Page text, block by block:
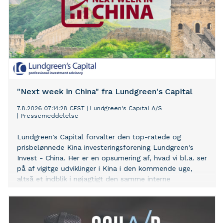
"Next week in China" fra Lundgreen's Capital
7.8.2026 07:14:28 CEST
Lundgreen's Capital A/S
Pressemeddelelse
Lundgreen's Capital forvalter den top-ratede og
prisbelønnede Kina investeringsforening Lundgreen's
Invest - China. Her er en opsumering af, hvad vi bl.a. ser
på af vigitge udviklinger i Kina i den kommende uge,
altså et indblik i nøjagtigt den samme interne